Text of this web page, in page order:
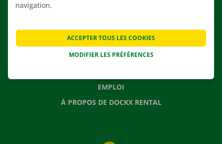
QUESTIONS FRÉQUENTES
NOUVELLES
EMPLOI
À PROPOS DE DOCKX RENTAL
navigation.
MODIFIER LES PRÉFÉRENCES
ACCEPTER TOUS LES COOKIES